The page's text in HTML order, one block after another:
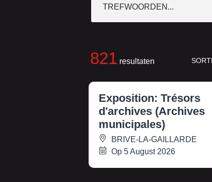
TREFWOORDEN...
821 resultaten
Exposition: Trésors
d'archives (Archives
municipales)
BRIVE-LA-GAILLARDE
Op 5 August 2026